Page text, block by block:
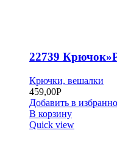
22739
Крючки, вешалки
459,00Р
Добавить в
В корзину
Quick view